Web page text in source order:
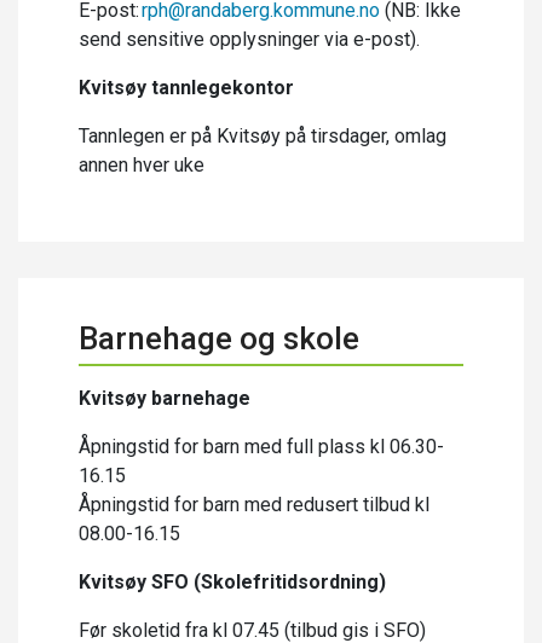
E-post:rph@randaberg.kommune.no (NB: Ikke
send sensitive opplysninger via e-post).
Kvitsøy tannlegekontor
Tannlegen er på Kvitsøy på tirsdager, omlag
annen hver uke
Barnehage og skole
Kvitsøy barnehage
Åpningstid for barn med full plass kl 06.30-
16.15
Åpningstid for barn med redusert tilbud kl
08.00-16.15
Kvitsøy SFO (Skolefritidsordning)
Før skoletid fra kl 07.45 (tilbud gis i SFO)